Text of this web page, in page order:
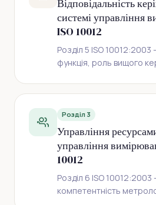
Відповідальність
системі управління
ISO 10012
Розділ 5 ISO
функція, роль вищого
Розділ 3
Управління
управління
10012
Розділ 6 ISO
компетентність